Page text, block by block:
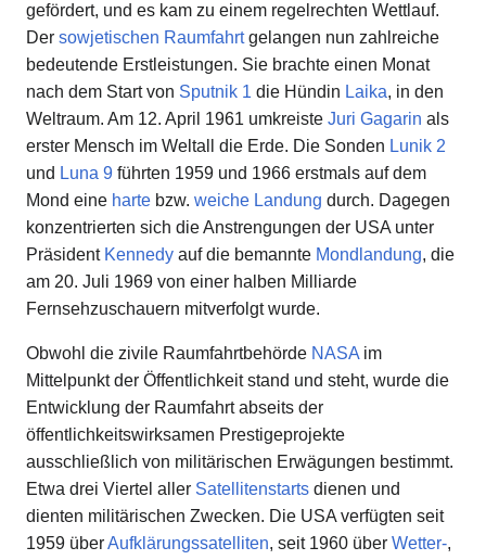
gefördert, und es kam zu einem regelrechten Wettlauf.
Der sowjetischen Raumfahrtgelangen nun zahlreiche
bedeutende Erstleistungen. Sie brachte einen Monat
nach dem Start von Sputnik 1 die Hündin Laika, in den
Weltraum. Am 12. April 1961 umkreiste Juri Gagarin als
erster Mensch im Weltall die Erde. Die Sonden Lunik 2
und Luna 9 führten 1959 und 1966 erstmals auf dem
Mond eine harte bzw. weiche Landung durch. Dagegen
konzentrierten sich die Anstrengungen der USA unter
Präsident Kennedy auf die bemannte Mondlandung, die
am 20. Juli 1969 von einer halben Milliarde
Fernsehzuschauern mitverfolgt wurde.
Obwohl die zivile Raumfahrtbehörde NASA im
Mittelpunkt der Öffentlichkeit stand und steht, wurde die
Entwicklung der Raumfahrt abseits der
öffentlichkeitswirksamen Prestigeprojekte
ausschließlich von militärischen Erwägungen bestimmt.
Etwa drei Viertel aller Satellitenstarts dienen und
dienten militärischen Zwecken. Die USA verfügten seit
1959 überAufklärungssatelliten, seit 1960 über Wetter-,